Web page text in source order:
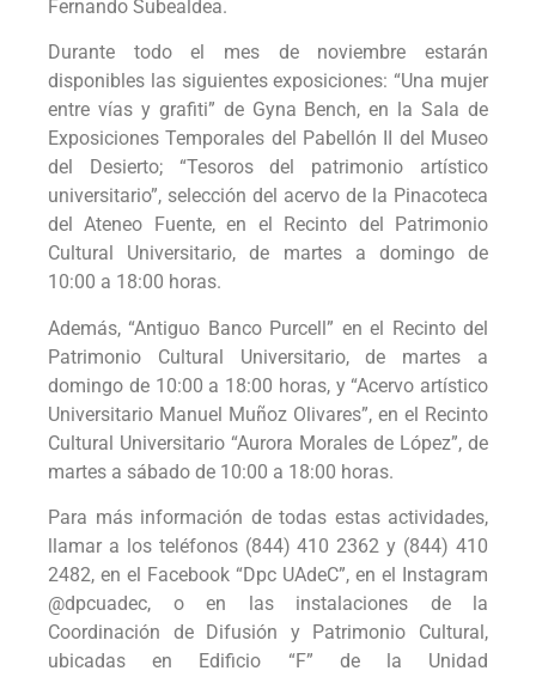
Fernando Subealdea.
Durante todo el mes de noviembre estarán
disponibles las siguientes exposiciones: “Una mujer
entre vías y grafiti” de Gyna Bench, en la Sala de
Exposiciones Temporales del Pabellón II del Museo
del Desierto; “Tesoros del patrimonio artístico
universitario”, selección del acervo de la Pinacoteca
del Ateneo Fuente, en el Recinto del Patrimonio
Cultural Universitario, de martes a domingo de
10:00 a 18:00 horas.
Además, “Antiguo Banco Purcell” en el Recinto del
Patrimonio Cultural Universitario, de martes a
domingo de 10:00 a 18:00 horas, y “Acervo artístico
Universitario Manuel Muñoz Olivares”, en el Recinto
Cultural Universitario “Aurora Morales de López”, de
martes a sábado de 10:00 a 18:00 horas.
Para más información de todas estas actividades,
llamar a los teléfonos (844) 410 2362 y (844) 410
2482, en el Facebook “Dpc UAdeC”, en el Instagram
@dpcuadec, o en las instalaciones de la
Coordinación de Difusión y Patrimonio Cultural,
ubicadas en Edificio “F” de la Unidad